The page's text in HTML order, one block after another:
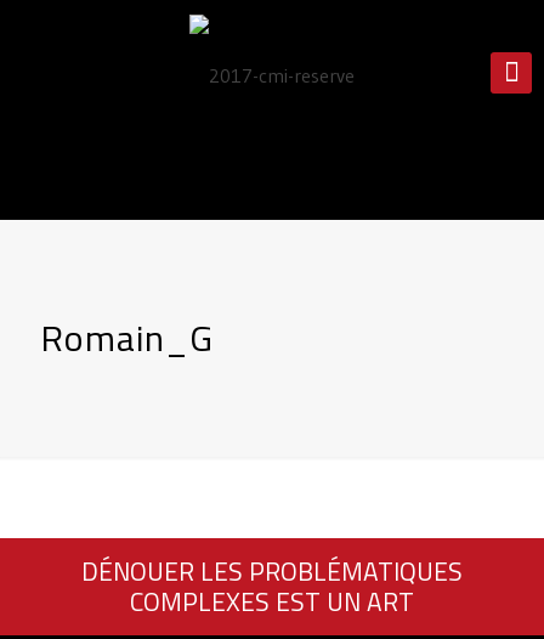
Romain_G
DÉNOUER LES PROBLÉMATIQUES
COMPLEXES EST UN ART